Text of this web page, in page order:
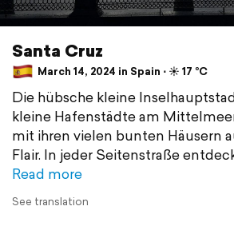
Santa Cruz
March 14, 2024 in Spain ⋅ ☀️ 17 °C
Die hübsche kleine
kleine Hafenstädte am
mit ihren vielen bunten Häusern
Flair. In jeder Seitenstraße
Read more
See translation